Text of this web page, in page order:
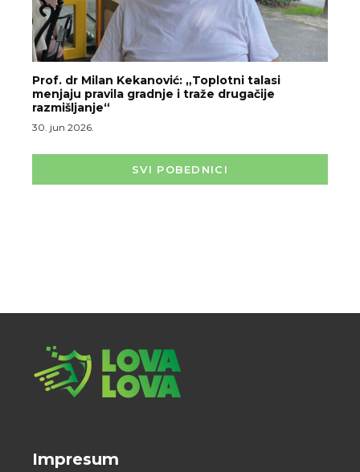
Prof. dr Milan Kekanović: „Toplotni talasi
menjaju pravila gradnje i traže drugačije
razmišljanje“
30. jun 2026.
SVI POBEDNICI
Impresum